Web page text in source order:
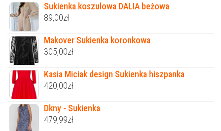
Sukienka koszulowa DALIA beżowa
89,00zł
Makover Sukienka koronkowa
305,00zł
Kasia Miciak design Sukienka hiszpanka
420,00zł
Dkny - Sukienka
479,99zł